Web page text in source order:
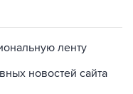
новостей сайта
в официальном